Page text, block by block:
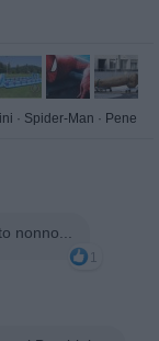
· Spider-Man · Pene
nonno...
1